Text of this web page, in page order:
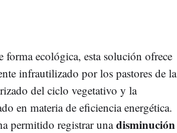
forma ecológica, esta solución ofrece
infrautilizado por los pastores de la
del ciclo vegetativo y la
en materia de eficiencia energética.
permitido registrar unadisminución